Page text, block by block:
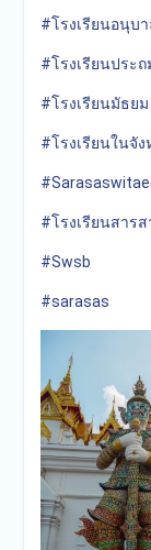
#โรงเรียนอนุบ
#โรงเรียนประถ
#โรงเรียนมัธยม
#โรงเรียนในจั
#โรงเรียนสาร
#Swsb
#sarasas